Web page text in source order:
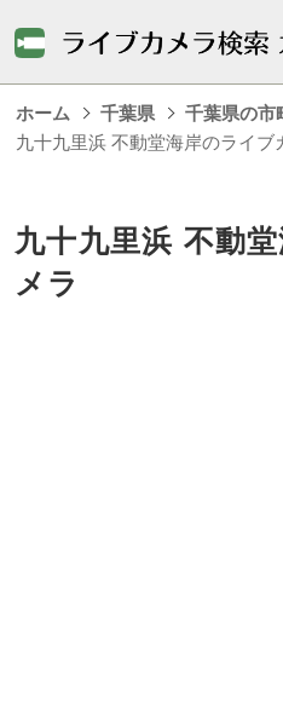
ホーム 千葉県 千葉県の市
九十九里浜 不動堂海岸のライブ
九十九里浜 不動
メラ